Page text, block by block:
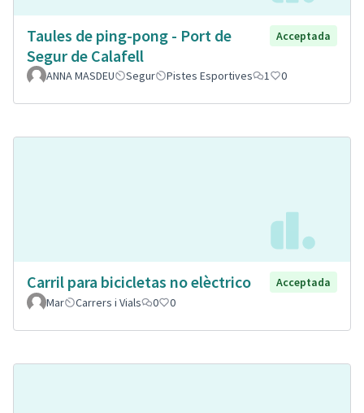
Taules de ping-pong - Port de
Segur de Calafell
Acceptada
ANNA MASDEU Segur Pistes Esportives 1 0
Carril para bicicletas no elèctrico
Acceptada
Mar
Carrers i Vials 0 0